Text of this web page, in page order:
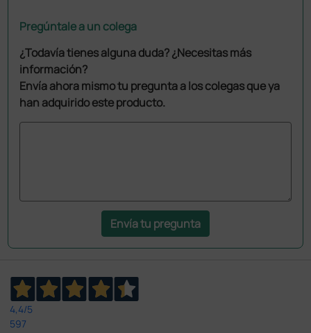
Pregúntale a un colega
¿Todavía tienes alguna duda? ¿Necesitas más
información?
Envía ahora mismo tu pregunta a los colegas que ya
han adquirido este producto.
Envía tu pregunta
4,4/5
597